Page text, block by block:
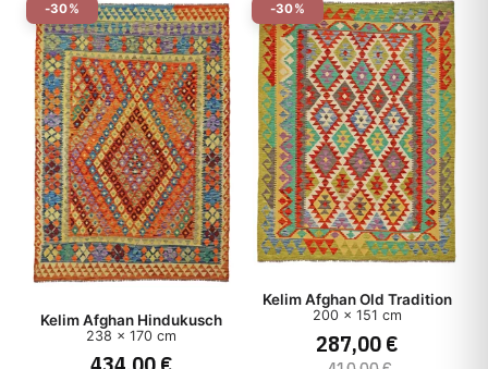
-30%
Kelim Afghan Hindukusch
238 x 170 cm
-30%
Kelim Afghan Old Tradition
200 x 151 cm
287,00 €